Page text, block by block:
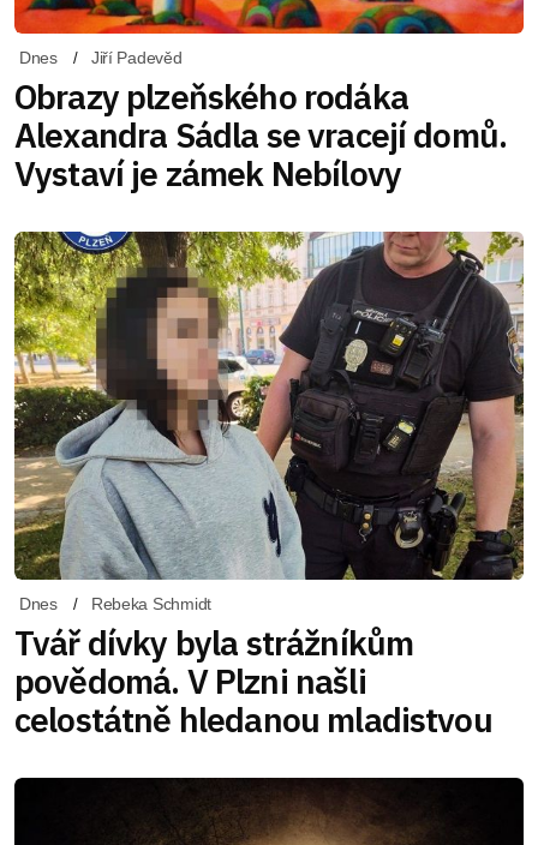
Dnes Jiří Padevěd
Obrazy plzeňského rodáka
Alexandra Sádla se vracejí domů.
Vystaví je zámek Nebílovy
Dnes Rebeka Schmidt
Tvář dívky byla strážníkům
povědomá. V Plzni našli
celostátně hledanou mladistvou